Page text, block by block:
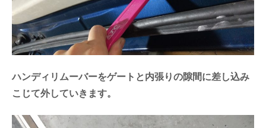
ハンディリムーバーをゲートと内張りの隙間に差し込み
こじて外していきます。